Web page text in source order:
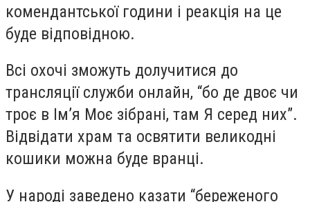
комендантської години і реакція на це
буде відповідною.
Всі охочі зможуть долучитися до
трансляції служби онлайн, “бо де двоє чи
троє в Ім’я Моє зібрані, там Я серед них”.
Відвідати храм та освятити великодні
кошики можна буде вранці.
У народі заведено казати “береженого